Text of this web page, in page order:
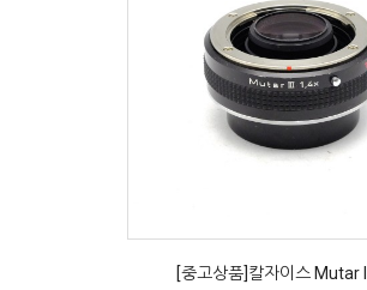
[중고상품]칼자이스 Mutar